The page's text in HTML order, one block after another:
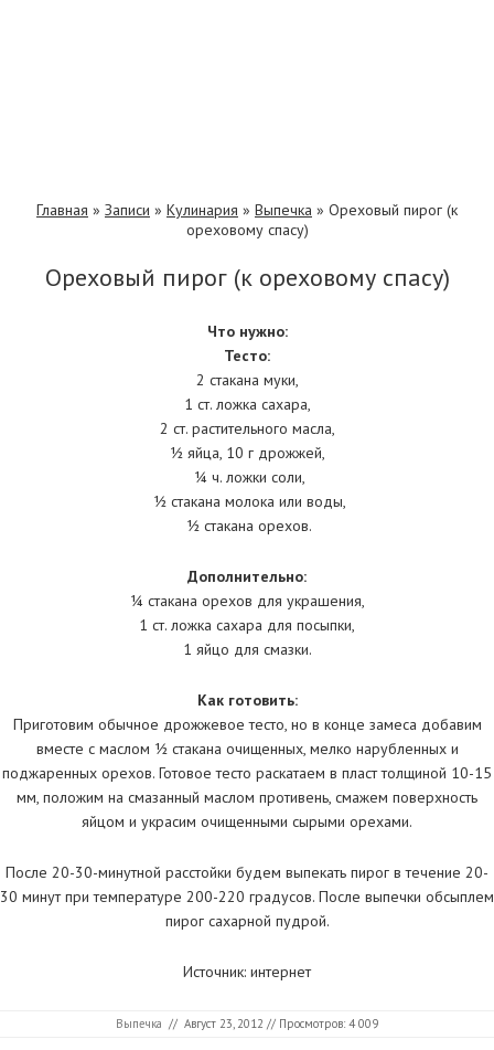
Главная » Записи » Кулинария » Выпечка » Ореховый пирог (к
ореховому спасу)
Ореховый пирог (к ореховому спасу)
Что нужно:
Тесто:
2 стакана муки,
1 ст. ложка сахара,
2 ст. растительного масла,
½ яйца, 10 г дрожжей,
¼ ч. ложки соли,
½ стакана молока или воды,
½ стакана орехов.
Дополнительно:
¼ стакана орехов для украшения,
1 ст. ложка сахара для посыпки,
1 яйцо для смазки.
Как готовить:
Приготовим обычное дрожжевое тесто, но в конце замеса добавим
вместе с маслом ½ стакана очищенных, мелко нарубленных и
поджаренных орехов. Готовое тесто раскатаем в пласт толщиной 10-15
мм, положим на смазанный маслом противень, смажем поверхность
яйцом и украсим очищенными сырыми орехами.
После 20-30-минутной расстойки будем выпекать пирог в течение 20-
30 минут при температуре 200-220 градусов. После выпечки обсыплем
пирог сахарной пудрой.
Источник: интернет
Выпечка // Август 23, 2012 // Просмотров: 4 009